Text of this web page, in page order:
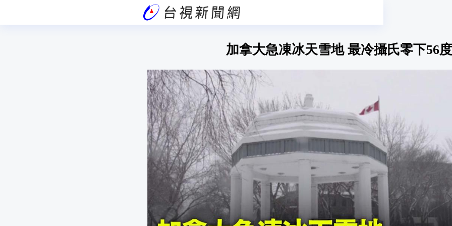
加拿大急凍冰天雪地 最冷攝氏零下56度